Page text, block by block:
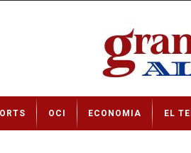
OCI ECONOMIA EL